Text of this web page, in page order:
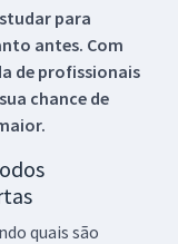
para
antes. Com
de profissionais
chance de
quais são